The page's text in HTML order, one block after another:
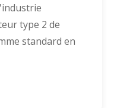
type 2 de
standard en